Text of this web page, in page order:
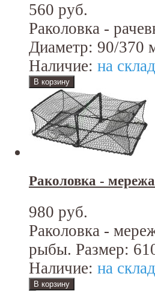
560 руб.
Раколовка -
Диаметр: 90/370
Наличие: на
Раколовка -
980 руб.
Раколовка -
рыбы. Размер:
Наличие: на